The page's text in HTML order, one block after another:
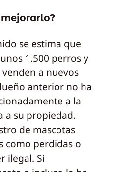
se estima que
1.500 perros y
a nuevos
anterior no ha
a la
a su propiedad.
de mascotas
como perdidas o
ilegal. Si